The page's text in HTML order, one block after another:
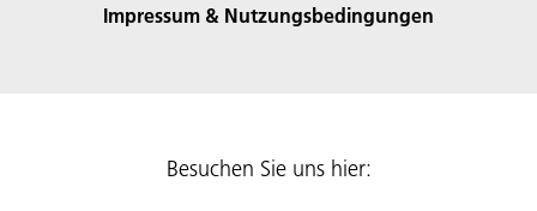
Impressum & Nutzungsbedingungen
Besuchen Sie uns hier: